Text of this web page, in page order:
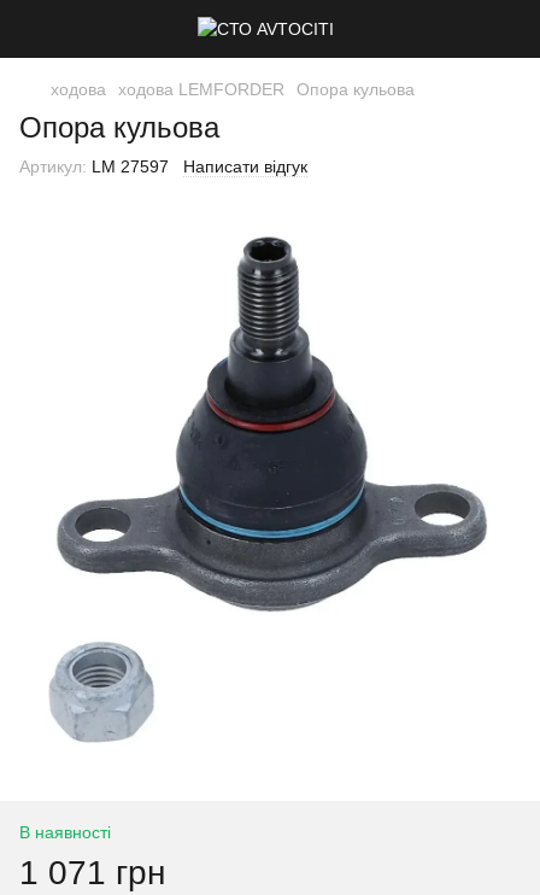
ходова ходова LEMFORDER Опора кульова
Опора кульова
Артикул: LM 27597 Написати відгук
В наявності
1 071 грн